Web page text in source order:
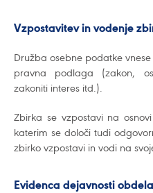
Vzpostavitev in vodenje
Družba osebne podatke
pravna podlaga (zakon,
zakoniti interes itd.).
Zbirka se vzpostavi na
katerim se določi tudi
zbirko vzpostavi in vodi na
Evidenca dejavnosti